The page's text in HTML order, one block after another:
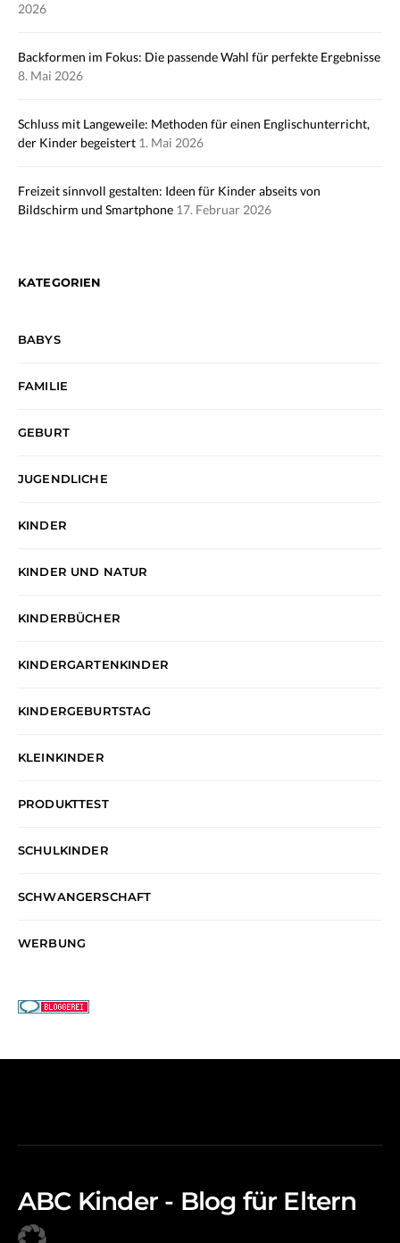
2026
Backformen im Fokus: Die passende Wahl für perfekte Ergebnisse
8. Mai 2026
Schluss mit Langeweile: Methoden für einen Englischunterricht,
der Kinder begeistert 1. Mai 2026
Freizeit sinnvoll gestalten: Ideen für Kinder abseits von
Bildschirm und Smartphone 17. Februar 2026
KATEGORIEN
BABYS
FAMILIE
GEBURT
JUGENDLICHE
KINDER
KINDER UND NATUR
KINDERBÜCHER
KINDERGARTENKINDER
KINDERGEBURTSTAG
KLEINKINDER
PRODUKTTEST
SCHULKINDER
SCHWANGERSCHAFT
WERBUNG
ABC Kinder - Blog für Eltern